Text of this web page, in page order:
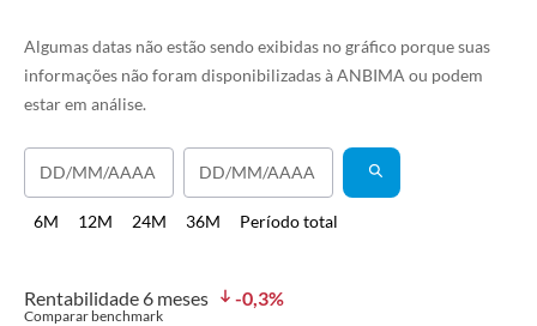
Algumas datas não estão sendo exibidas no gráfico porque suas
informações não foram disponibilizadas à ANBIMA ou podem
estar em análise.
6M 12M 24M 36M Período total
Rentabilidade 6 meses -0,3%
Comparar benchmark